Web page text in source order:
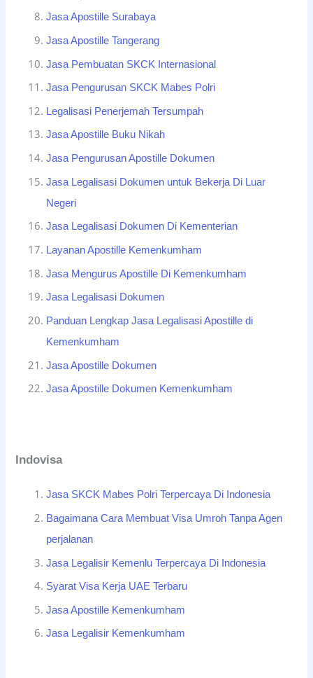
Jasa Apostille Surabaya
Jasa Apostille Tangerang
Jasa Pembuatan SKCK Internasional
Jasa Pengurusan SKCK Mabes Polri
Legalisasi Penerjemah Tersumpah
Jasa Apostille Buku Nikah
Jasa Pengurusan Apostille Dokumen
Jasa Legalisasi Dokumen untuk Bekerja Di Luar
Negeri
Jasa Legalisasi Dokumen Di Kementerian
Layanan Apostille Kemenkumham
Jasa Mengurus Apostille Di Kemenkumham
Jasa Legalisasi Dokumen
Panduan Lengkap Jasa Legalisasi Apostille di
Kemenkumham
Jasa Apostille Dokumen
Jasa Apostille Dokumen Kemenkumham
Indovisa
Jasa SKCK Mabes Polri Terpercaya Di Indonesia
Bagaimana Cara Membuat Visa Umroh Tanpa Agen
perjalanan
Jasa Legalisir Kemenlu Terpercaya Di Indonesia
Syarat Visa Kerja UAE Terbaru
Jasa Apostille Kemenkumham
Jasa Legalisir Kemenkumham